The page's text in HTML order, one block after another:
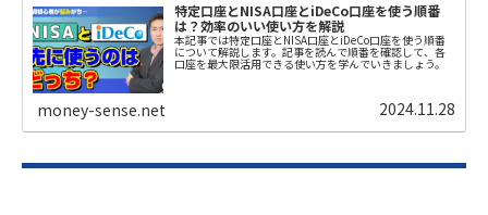
特定口座とNISA口座とiDeCo口座を使う順番
は？効率のいい使い方を解説
本記事では特定口座とNISA口座とiDeCo口座を使う順番
について解説します。記事を読んで順番を確認して、各
口座を最大限活用できる使い方を学んでいきましょう。
money-sense.net 2024.11.28